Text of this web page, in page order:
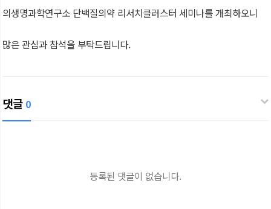
의생명과학연구소 단백질의약 리서치클러스터 세미나를 개최하오니
많은 관심과 참석을 부탁드립니다.
댓글 0
등록된 댓글이 없습니다.